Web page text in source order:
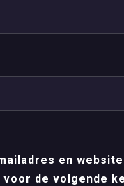
en
de volgende